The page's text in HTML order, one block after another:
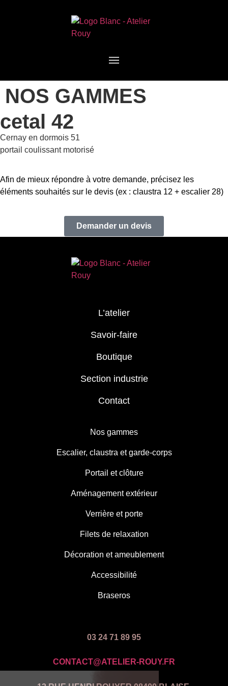
NOS GAMMES
cetal 42
Cernay en dormois 51
portail coulissant motorisé
Afin de mieux répondre à votre demande, précisez les
éléments souhaités sur le devis (ex : claustra 12 + escalier 28)
Demander un devis
L’atelier
Savoir-faire
Boutique
Section industrie
Contact
Nos gammes
Escalier, claustra et garde-corps
Portail et clôture
Aménagement extérieur
Verrière et porte
Filets de relaxation
Décoration et ameublement
Accessibilité
Braseros
03 24 71 89 95
CONTACT@ATELIER-ROUY.FR